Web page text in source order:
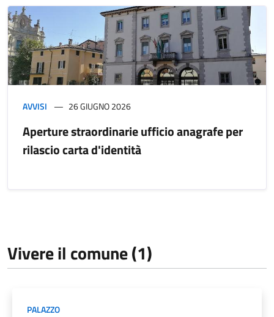
AVVISI 26 GIUGNO 2026
Aperture straordinarie ufficio anagrafe per
rilascio carta d'identità
Vivere il comune (1)
PALAZZO